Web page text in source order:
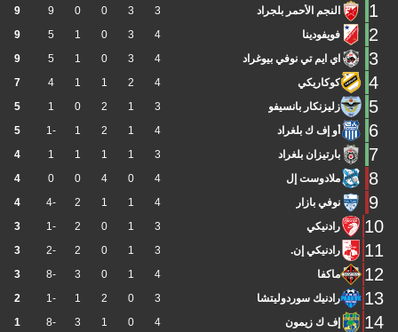
1 النجم الأحمر بلجراد 3
3
0
0
9
9
2 فويفودينا 4
3
0
1
5
9
3 اي ايم تي نوفي بيوغراد 4
3
0
1
5
9
4 كوكاريكي 4
2
1
1
4
7
5 زليزنكار بانسيفو 3
1
2
0
1
5
6 أو إف ك بلغراد 4
1
2
1
-1
5
7 بارتيزان بلغراد 3
1
1
1
1
4
8 ملادوست إل 4
0
4
0
0
4
9 نوفي بازار 4
1
1
2
-4
4
10 رادنيكي 3
1
0
2
-1
3
11 رادنيكي إن. 3
1
0
2
-2
3
12 ماكفا 4
1
0
3
-8
3
13 رادنيك سوردوليتشا 3
0
2
1
-1
2
14 إف ك زيمون 4
0
1
3
-8
1